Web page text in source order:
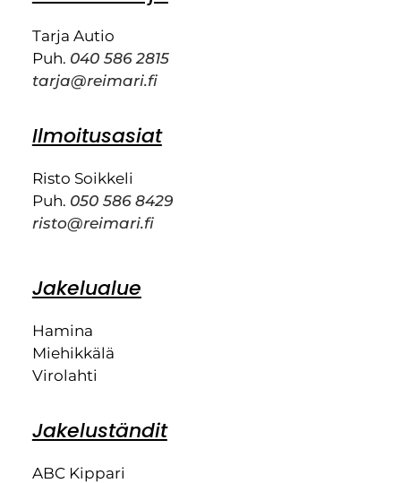
Tarja Autio
Puh. 040 586 2815
tarja@reimari.fi
Ilmoitusasiat
Risto Soikkeli
Puh. 050 586 8429
risto@reimari.fi
Jakelualue
Hamina
Miehikkälä
Virolahti
Jakeluständit
ABC Kippari